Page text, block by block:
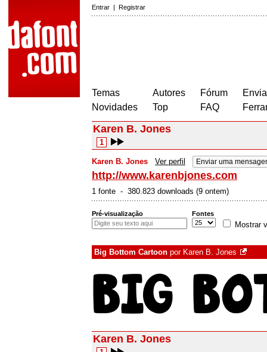
Entrar | Registrar
Temas
Novidades
Autores
Top
Fórum
FAQ
Karen B. Jones
1
Karen B. Jones Ver perfil Enviar uma
http://www.karenbjones.com
1 fonte - 380.823 downloads (9 ontem)
Pré-visualização Fontes
Mostrar
Big Bottom Cartoon por Karen B. Jones
Karen B. Jones